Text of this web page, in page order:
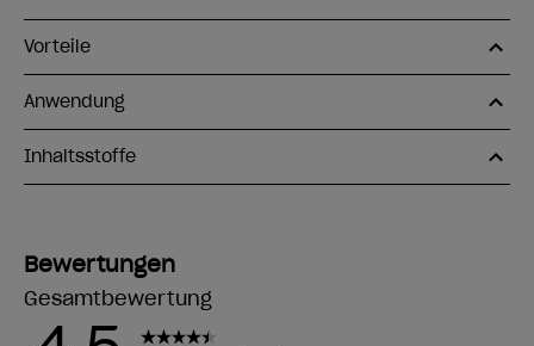
Vorteile
Anwendung
Inhaltsstoffe